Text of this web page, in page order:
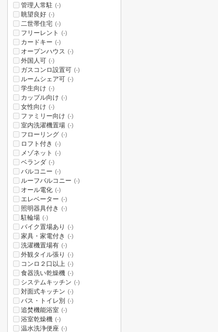
管理人常駐 (-)
眺望良好 (-)
二世帯住宅 (-)
フリーレント (-)
カードキー (-)
オープンハウス (-)
外国人可 (-)
ガスコンロ設置可 (-)
ルームシェア可 (-)
学生向け (-)
カップル向け (-)
女性向け (-)
ファミリー向け (-)
室内洗濯機置場 (-)
フローリング (-)
ロフト付き (-)
メゾネット (-)
ベランダ (-)
バルコニー (-)
ルーフバルコニー (-)
オール電化 (-)
エレベーター (-)
照明器具付き (-)
駐輪場 (-)
バイク置場あり (-)
家具・家電付き (-)
洗濯機置場有 (-)
外観タイル張り (-)
コンロ２口以上 (-)
食器洗い乾燥機 (-)
システムキッチン (-)
対面式キッチン (-)
バス・トイレ別 (-)
追焚機能浴室 (-)
浴室乾燥機 (-)
温水洗浄便座 (-)